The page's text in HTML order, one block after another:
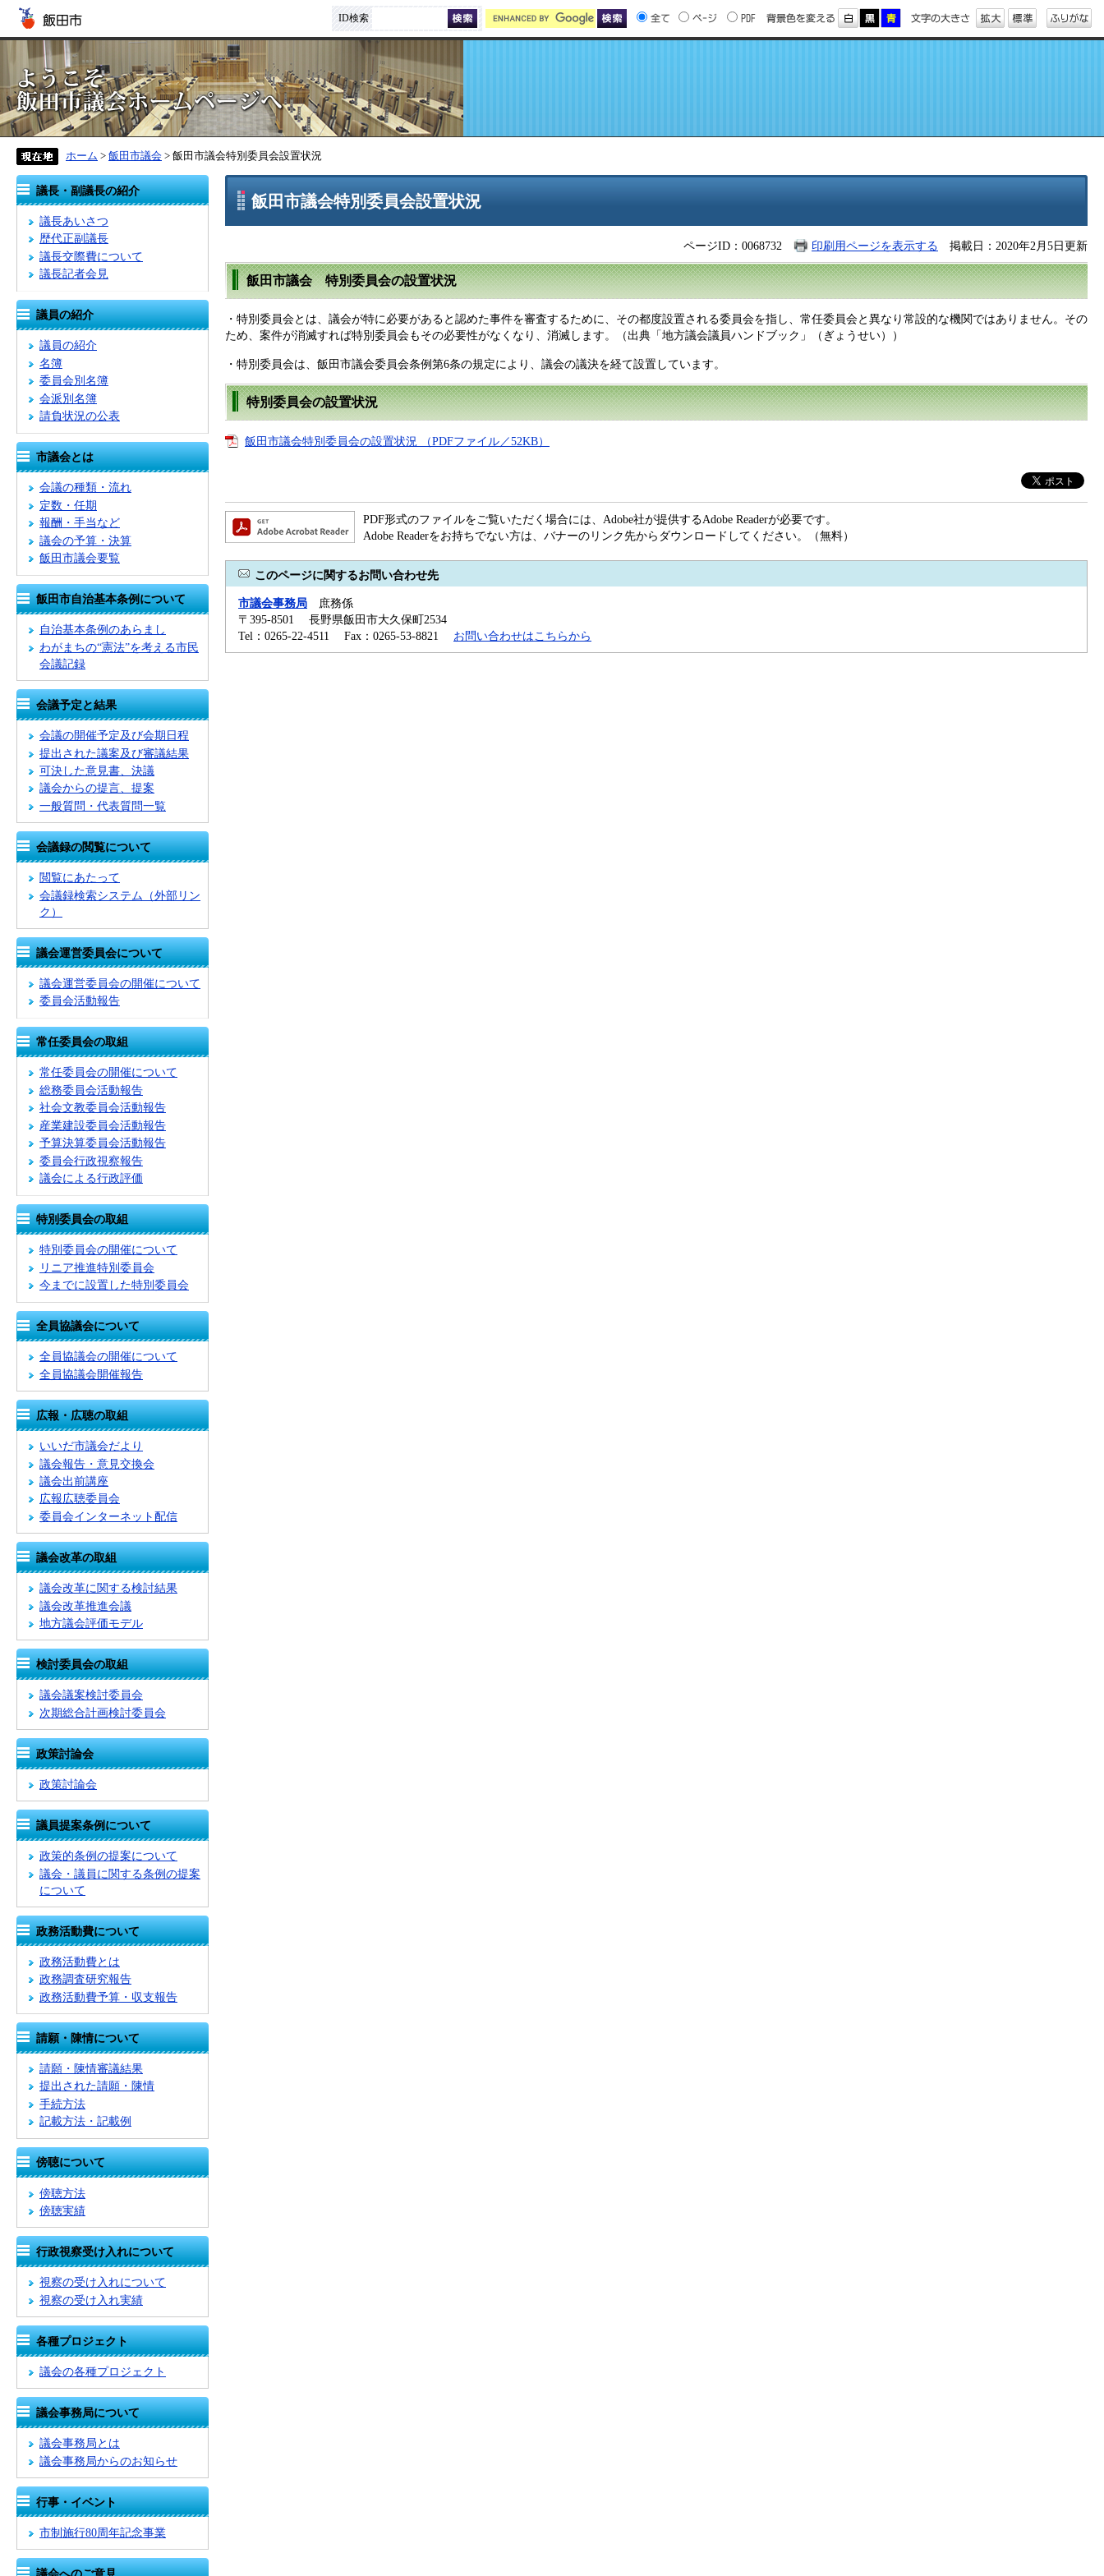
ID検索
ホーム > 飯田市議会 > 飯田市議会特別委員会設置状況
議長・副議長の紹介
議長あいさつ
歴代正副議長
議長交際費について
議長記者会見
議員の紹介
議員の紹介
名簿
委員会別名簿
会派別名簿
請負状況の公表
市議会とは
会議の種類・流れ
定数・任期
報酬・手当など
議会の予算・決算
飯田市議会要覧
飯田市自治基本条例について
自治基本条例のあらまし
わがまちの“憲法”を考える市民
会議記録
会議予定と結果
会議の開催予定及び会期日程
提出された議案及び審議結果
可決した意見書、決議
議会からの提言、提案
一般質問・代表質問一覧
会議録の閲覧について
閲覧にあたって
会議録検索システム （外部リン
ク）
議会運営委員会について
議会運営委員会の開催について
委員会活動報告
常任委員会の取組
常任委員会の開催について
総務委員会活動報告
社会文教委員会活動報告
産業建設委員会活動報告
予算決算委員会活動報告
委員会行政視察報告
議会による行政評価
特別委員会の取組
特別委員会の開催について
リニア推進特別委員会
今までに設置した特別委員会
全員協議会について
全員協議会の開催について
全員協議会開催報告
広報・広聴の取組
いいだ市議会だより
議会報告・意見交換会
議会出前講座
広報広聴委員会
委員会インターネット配信
議会改革の取組
議会改革に関する検討結果
議会改革推進会議
地方議会評価モデル
検討委員会の取組
議会議案検討委員会
次期総合計画検討委員会
政策討論会
政策討論会
議員提案条例について
政策的条例の提案について
議会・議員に関する条例の提案
について
政務活動費について
政務活動費とは
政務調査研究報告
政務活動費予算・収支報告
請願・陳情について
請願・陳情審議結果
提出された請願・陳情
手続方法
記載方法・記載例
傍聴について
傍聴方法
傍聴実績
行政視察受け入れについて
視察の受け入れについて
視察の受け入れ実績
各種プロジェクト
議会の各種プロジェクト
議会事務局について
議会事務局とは
議会事務局からのお知らせ
行事・イベント
市制施行80周年記念事業
飯田市議会特別委員会設置状況
ページID：0068732 印刷用ページを表示する 掲載日：2020年2月5日更新
飯田市議会 特別委員会の設置状況
・特別委員会とは、議会が特に必要があると認めた事件を審査するために、その都度設置される委員会を指し、常任委員会と異なり常設的な機関ではありません。その
ため、案件が消滅すれば特別委員会もその必要性がなくなり、消滅します。（出典「地方議会議員ハンドブック」（ぎょうせい））
・特別委員会は、飯田市議会委員会条例第6条の規定により、議会の議決を経て設置しています。
特別委員会の設置状況
飯田市議会特別委員会の設置状況 （PDFファイル／52KB）
PDF形式のファイルをご覧いただく場合には、Adobe社が提供するAdobe Readerが必要です。
Adobe Readerをお持ちでない方は、バナーのリンク先からダウンロードしてください。（無料）
このページに関するお問い合わせ先
市議会事務局 庶務係
〒395-8501 長野県飯田市大久保町2534
Tel：0265-22-4511 Fax：0265-53-8821 お問い合わせはこちらから